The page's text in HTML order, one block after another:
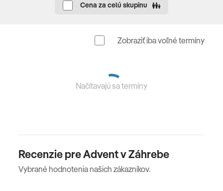
Cena za celú skupinu
Zobraziť iba voľné termíny
Načítavajú sa termíny
Recenzie pre Advent v Záhrebe
Vybrané hodnotenia našich zákazníkov.